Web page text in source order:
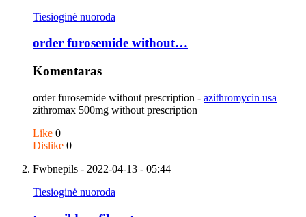
Tiesioginė nuoroda
order furosemide without…
Komentaras
order furosemide without prescription - azithromycin usa
zithromax 500mg without prescription
Like 0
Dislike 0
Fwbnepils - 2022-04-13 - 05:44
Tiesioginė nuoroda